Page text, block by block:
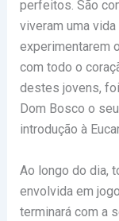
perfeitos. São
viveram uma
experimentarem
com todo o
destes jovens,
Dom Bosco o
introdução à
Ao longo do dia,
envolvida em
terminará com a